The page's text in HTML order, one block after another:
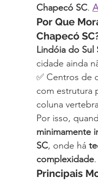
Chapecó SC.
Por Que
Chapecó
Lindóia do Sul
cidade ainda
✅ Centros de
com estrutura
coluna vertebral
Por isso,
minimamente
SC, onde há
complexidade.
Principais